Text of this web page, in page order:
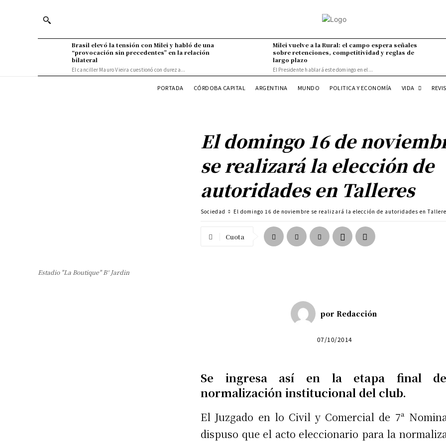
Brasil elevó la tensión con Milei y habló de una
“provocación sin precedentes” en la relación
bilateral
El canciller Mauro Vieira cuestionó con dureza...
Milei vuelve a la Rural: el campo espera señales
sobre retenciones, competitividad y reglas de
largo plazo
El Presidente hablará este domingo en el...
PORTADA CÓRDOBA CAPITAL ARGENTINA MUNDO POLITICA Y ECONOMÍA VIDA
El domingo 16 de
se realizará la elección de
autoridades en Talleres
Sociedad El domingo 16 de noviembre se realizará la elección de autoridades en
Cuota
Estadio "La Boutique" B° Jardin
por Redacción
07/10/2014
Se ingresa así en la etapa final
normalización institucional del club.
El Juzgado en lo Civil y Comercial de 7ª
dispuso que el acto eleccionario para la